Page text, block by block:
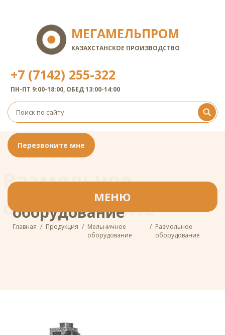
МЕГАМЕЛЬПРОМ
КАЗАХСТАНСКОЕ ПРОИЗВОДСТВО
+7 (7142) 255-322
ПН-ПТ 9:00-18:00, ОБЕД 13:00-14:00
Перезвоните мне
МЕНЮ
Размольное
оборудование
Размольное
оборудование
Главная / Продукция / Мельничное
оборудование
/ Размольное
оборудование